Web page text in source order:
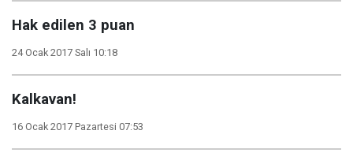
Hak edilen 3 puan
24 Ocak 2017 Salı 10:18
Kalkavan!
16 Ocak 2017 Pazartesi 07:53